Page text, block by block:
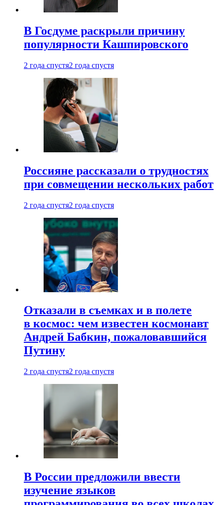
В Госдуме раскрыли причину
популярности Кашпировского
2 года спустя2 года спустя
Россияне рассказали о трудностях
при совмещении нескольких работ
2 года спустя2 года спустя
Отказали в съемках и в полете
в космос: чем известен космонавт
Андрей Бабкин, пожаловавшийся
Путину
2 года спустя2 года спустя
В России предложили ввести
изучение языков